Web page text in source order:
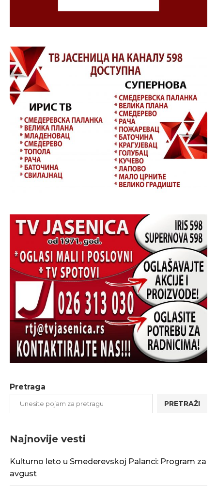
Pretraga
PRETRAŽI
Najnovije vesti
Kulturno leto u Smederevskoj Palanci: Program za
avgust